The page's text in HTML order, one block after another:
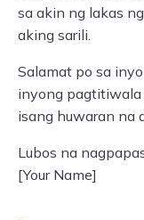
sa akin ng lakas
aking sarili.
Salamat po sa
inyong pagtitiwala
isang huwaran na
Lubos na
[Your Name]